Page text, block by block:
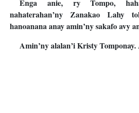
Enga anie, ry Tompo,
nahaterahan’ny Zanakao Lahy
hanoanana anay amin’ny sakafo avy
Amin’ny alalan’i Kristy Tomponay.